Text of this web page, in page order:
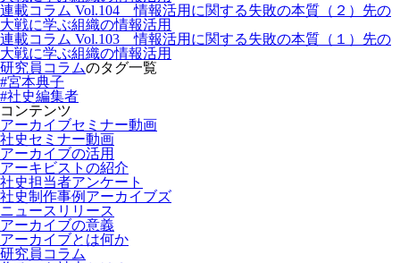
連載コラム Vol.104 情報活用に関する失敗の本質（２）先の
大戦に学ぶ組織の情報活用
連載コラム Vol.103 情報活用に関する失敗の本質（１）先の
大戦に学ぶ組織の情報活用
研究員コラムのタグ一覧
#宮本典子
#社史編集者
コンテンツ
アーカイブセミナー動画
社史セミナー動画
アーカイブの活用
アーキビストの紹介
社史担当者アンケート
社史制作事例アーカイブズ
ニュースリリース
アーカイブの意義
アーカイブとは何か
研究員コラム